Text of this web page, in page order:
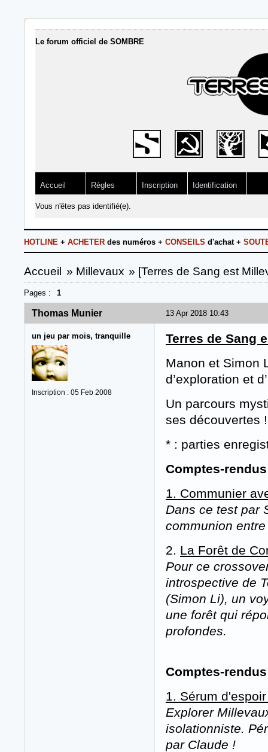
Le forum officiel de SOMBRE
Accueil Règles Inscription Identification
Vous n'êtes pas identifié(e).
HOTLINE + ACHETER des numéros + CONSEILS d'achat +
Accueil » Millevaux » [Terres de Sang est
Pages : 1
13 Apr 2018 10:43
Thomas Munier
un jeu par mois, tranquille
Inscription : 05 Feb 2008
Terres de Sang
Manon et Simon
d’exploration et
Un parcours
ses découvertes !
* : parties
Comptes-
1. Communier
Dans ce test par
communion
2. La Forêt de
Pour ce
introspective de
(Simon Li), un
une forêt qui
profondes.
Comptes-
1. Sérum
Explorer
isolationniste.
par Claude !